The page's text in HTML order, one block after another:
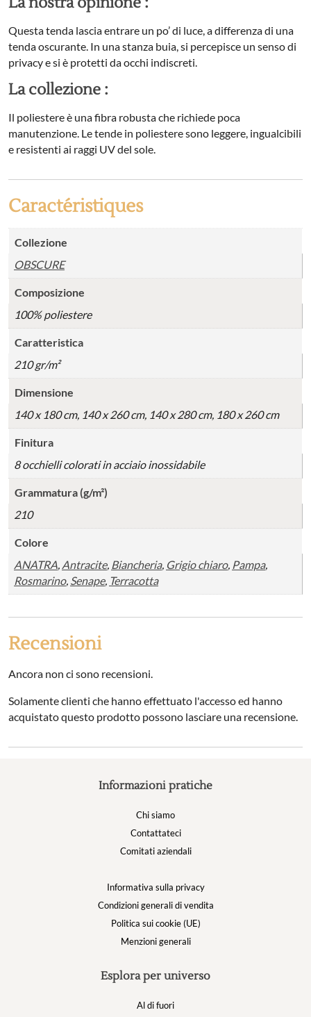
Questa tenda lascia entrare un po’ di luce, a differenza di una
tenda oscurante. In una stanza buia, si percepisce un senso di
privacy e si è protetti da occhi indiscreti.
La collezione :
Il poliestere è una fibra robusta che richiede poca
manutenzione. Le tende in poliestere sono leggere, ingualcibili
e resistenti ai raggi UV del sole.
Caractéristiques
Collezione
OBSCURE
Composizione
100% poliestere
Caratteristica
210 gr/m²
Dimensione
140 x 180 cm, 140 x 260 cm, 140 x 280 cm, 180 x 260 cm
Finitura
8 occhielli colorati in acciaio inossidabile
Grammatura (g/m²)
210
Colore
ANATRA, Antracite, Biancheria, Grigio chiaro, Pampa,
Rosmarino, Senape, Terracotta
Recensioni
Ancora non ci sono recensioni.
Solamente clienti che hanno effettuato l'accesso ed hanno
acquistato questo prodotto possono lasciare una recensione.
Informazioni pratiche
Chi siamo
Contattateci
Comitati aziendali
Informativa sulla privacy
Condizioni generali di vendita
Politica sui cookie (UE)
Menzioni generali
Esplora per universo
Al di fuori